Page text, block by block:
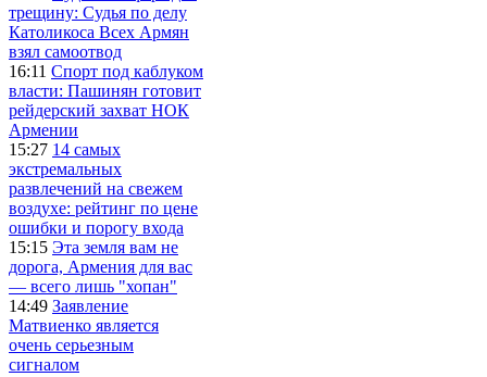
трещину: Судья по делу
Католикоса Всех Армян
взял самоотвод
16:11 Спорт под каблуком
власти: Пашинян готовит
рейдерский захват НОК
Армении
15:27 14 самых
экстремальных
развлечений на свежем
воздухе: рейтинг по цене
ошибки и порогу входа
15:15 Эта земля вам не
дорога, Армения для вас
— всего лишь "хопан"
14:49 Заявление
Матвиенко является
очень серьезным
сигналом